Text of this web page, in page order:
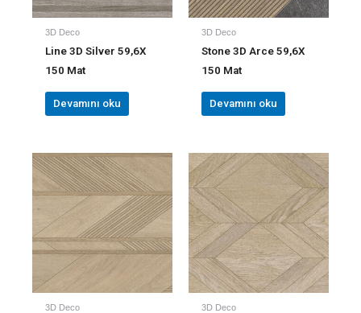
3D Deco
Line 3D Silver 59,6X
150 Mat
Devamını oku
3D Deco
Stone 3D Arce 59,6X
150 Mat
Devamını oku
3D Deco 3D Deco